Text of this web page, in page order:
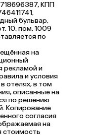
КПП
бульвар,
10, пом. 1009
по
на
рекламой и
и условия
отелях, в том
описанные на
по решению
Копирование
согласия
на
стоимость